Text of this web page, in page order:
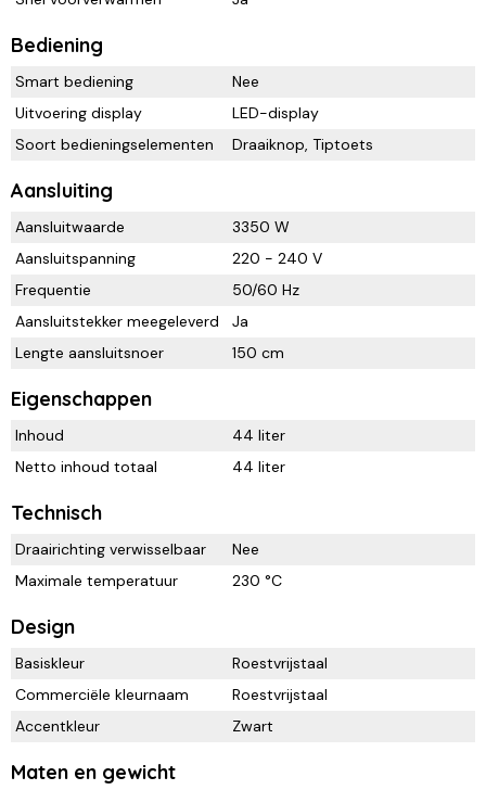
Bediening
Smart bediening
Nee
Uitvoering display
LED-display
Soort bedieningselementen
Draaiknop, Tiptoets
Aansluiting
Aansluitwaarde
3350 W
Aansluitspanning
220 - 240 V
Frequentie
50/60 Hz
Aansluitstekker meegeleverd
Ja
Lengte aansluitsnoer
150 cm
Eigenschappen
Inhoud
44 liter
Netto inhoud totaal
44 liter
Technisch
Draairichting verwisselbaar
Nee
Maximale temperatuur
230 °C
Design
Basiskleur
Roestvrijstaal
Commerciële kleurnaam
Roestvrijstaal
Accentkleur
Zwart
Maten en gewicht